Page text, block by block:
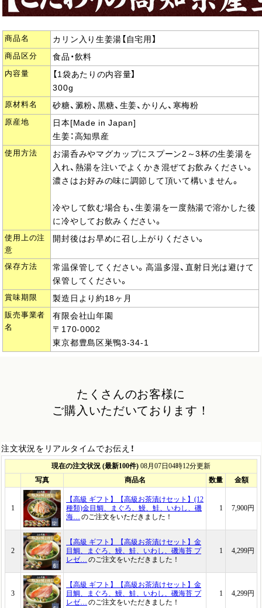
商品名 カリン入り生姜湯【自宅用】
商品区分 食品・飲料
内容量
【1袋あたりの内容量】
300g
原材料名 砂糖、澱粉、黒糖、生姜、かりん、寒梅粉
原産地
日本[Made in Japan]
生姜：高知県産
使用方法
お湯呑みやマグカップにスプーン2～3杯の生姜湯を
入れ、熱湯を注いでよくかき混ぜてお飲みください。
濃さはお好みの味に調節して頂いて構いません。
冷やして飲む場合も、生姜湯を一度熱湯で溶かした後
に冷やしてお飲みください。
使用上の注
意
開封後はお早めに召し上がりください。
保存方法
常温保管してください。高温多湿、直射日光は避けて
保管してください。
賞味期限 製造日より約18ヶ月
販売事業者
名
有限会社山年園
〒170-0002
東京都豊島区巣鴨3-34-1
たくさんのお客様に
ご購入いただいております！
注文状況をリアルタイムでお伝え！